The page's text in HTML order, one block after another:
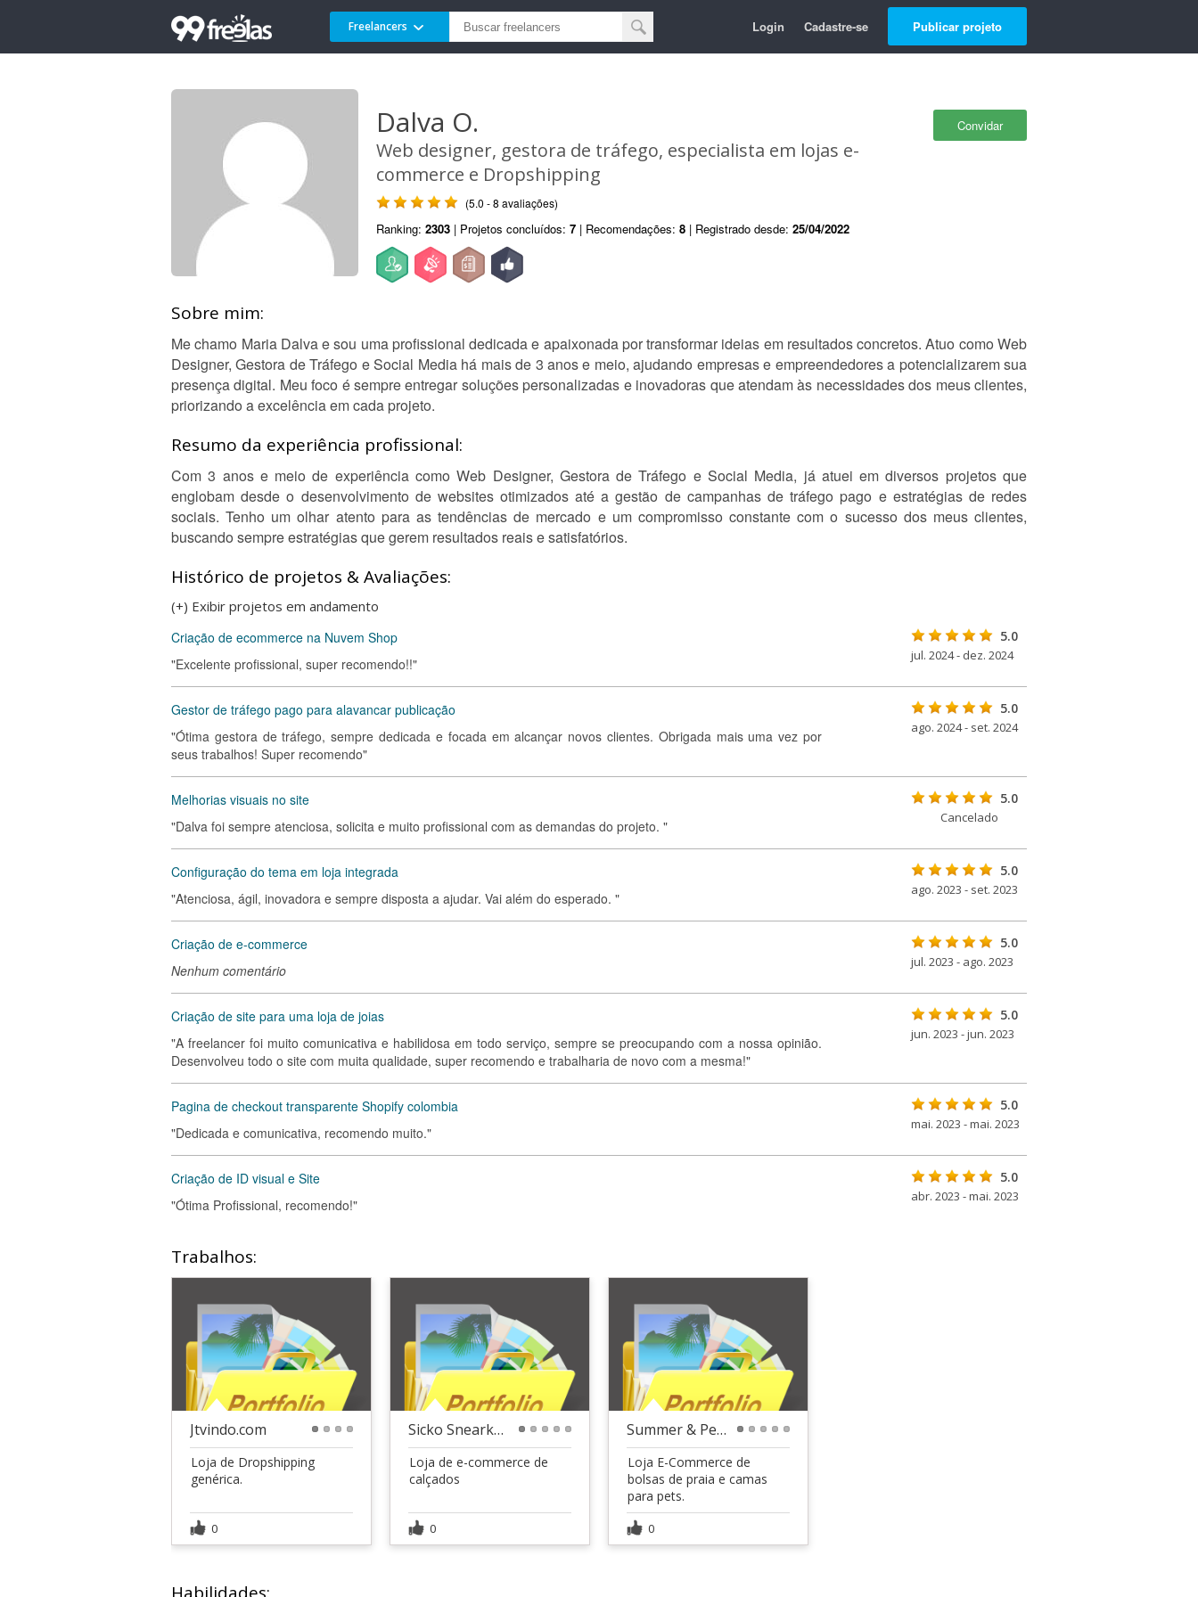
Freelancers Login Cadastre-se Publicar projeto
Convidar
Dalva O.
Web designer, gestora de tráfego, especialista em lojas e-
commerce e Dropshipping
(5.0 - 8 avaliações)
Ranking: 2303 | Projetos concluídos: 7 | Recomendações: 8 | Registrado desde: 25/04/2022
Sobre mim:
Me chamo Maria Dalva e sou uma profissional dedicada e apaixonada por transformar ideias em resultados concretos. Atuo como Web
Designer, Gestora de Tráfego e Social Media há mais de 3 anos e meio, ajudando empresas e empreendedores a potencializarem sua
presença digital. Meu foco é sempre entregar soluções personalizadas e inovadoras que atendam às necessidades dos meus clientes,
priorizando a excelência em cada projeto.
Resumo da experiência profissional:
Com 3 anos e meio de experiência como Web Designer, Gestora de Tráfego e Social Media, já atuei em diversos projetos que
englobam desde o desenvolvimento de websites otimizados até a gestão de campanhas de tráfego pago e estratégias de redes
sociais. Tenho um olhar atento para as tendências de mercado e um compromisso constante com o sucesso dos meus clientes,
buscando sempre estratégias que gerem resultados reais e satisfatórios.
Histórico de projetos & Avaliações:
(+) Exibir projetos em andamento
Criação de ecommerce na Nuvem Shop
"Excelente profissional, super recomendo!!"
5.0
jul. 2024 - dez. 2024
Gestor de tráfego pago para alavancar publicação
"Ótima gestora de tráfego, sempre dedicada e focada em alcançar novos clientes. Obrigada mais uma vez por
seus trabalhos! Super recomendo"
5.0
ago. 2024 - set. 2024
Melhorias visuais no site
"Dalva foi sempre atenciosa, solicita e muito profissional com as demandas do projeto. "
5.0
Cancelado
Configuração do tema em loja integrada
"Atenciosa, ágil, inovadora e sempre disposta a ajudar. Vai além do esperado. "
5.0
ago. 2023 - set. 2023
Criação de e-commerce
Nenhum comentário
5.0
jul. 2023 - ago. 2023
Criação de site para uma loja de joias
"A freelancer foi muito comunicativa e habilidosa em todo serviço, sempre se preocupando com a nossa opinião.
Desenvolveu todo o site com muita qualidade, super recomendo e trabalharia de novo com a mesma!"
5.0
jun. 2023 - jun. 2023
Pagina de checkout transparente Shopify colombia
"Dedicada e comunicativa, recomendo muito."
5.0
mai. 2023 - mai. 2023
Criação de ID visual e Site
"Ótima Profissional, recomendo!"
5.0
abr. 2023 - mai. 2023
Trabalhos:
Jtvindo.com
Loja de Dropshipping
genérica.
0
Sicko Snearkers
Loja de e-commerce de
calçados
0
Summer & Pets
Loja E-Commerce de
bolsas de praia e camas
para pets.
0